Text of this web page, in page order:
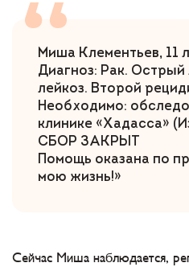
Миша Клементьев, 11
Диагноз: Рак.
лейкоз. Второй
Необходимо:
клинике «Хадасса»
СБОР ЗАКРЫТ
Помощь оказана по
мою жизнь!»
Сейчас Миша наблюдается,